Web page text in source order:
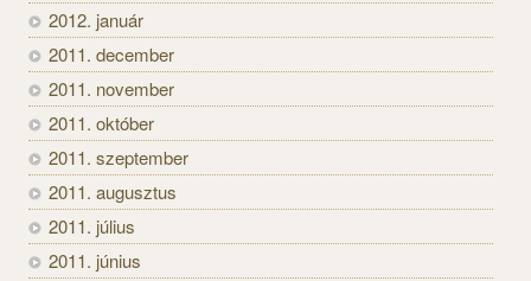
2012. január
2011. december
2011. november
2011. október
2011. szeptember
2011. augusztus
2011. július
2011. június